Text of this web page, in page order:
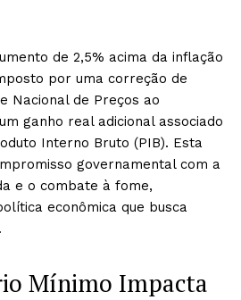
de 2,5% acima da inflação
por uma correção de
Nacional de Preços ao
ganho real adicional associado
Interno Bruto (PIB). Esta
governamental com a
e o combate à fome,
econômica que busca
Mínimo Impacta